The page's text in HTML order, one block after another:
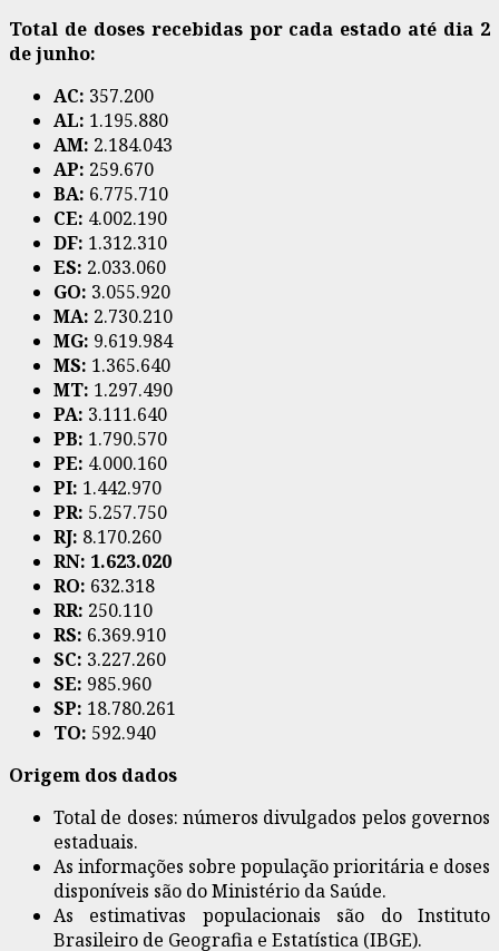
Total de doses recebidas por cada estado até dia 2
de junho:
AC: 357.200
AL: 1.195.880
AM: 2.184.043
AP: 259.670
BA: 6.775.710
CE: 4.002.190
DF: 1.312.310
ES: 2.033.060
GO: 3.055.920
MA: 2.730.210
MG: 9.619.984
MS: 1.365.640
MT: 1.297.490
PA: 3.111.640
PB: 1.790.570
PE: 4.000.160
PI: 1.442.970
PR: 5.257.750
RJ: 8.170.260
RN: 1.623.020
RO: 632.318
RR: 250.110
RS: 6.369.910
SC: 3.227.260
SE: 985.960
SP: 18.780.261
TO: 592.940
Origem dos dados
Total de doses: números divulgados pelos governos
estaduais.
As informações sobre população prioritária e doses
disponíveis são do Ministério da Saúde.
As estimativas populacionais são do Instituto
Brasileiro de Geografia e Estatística (IBGE).